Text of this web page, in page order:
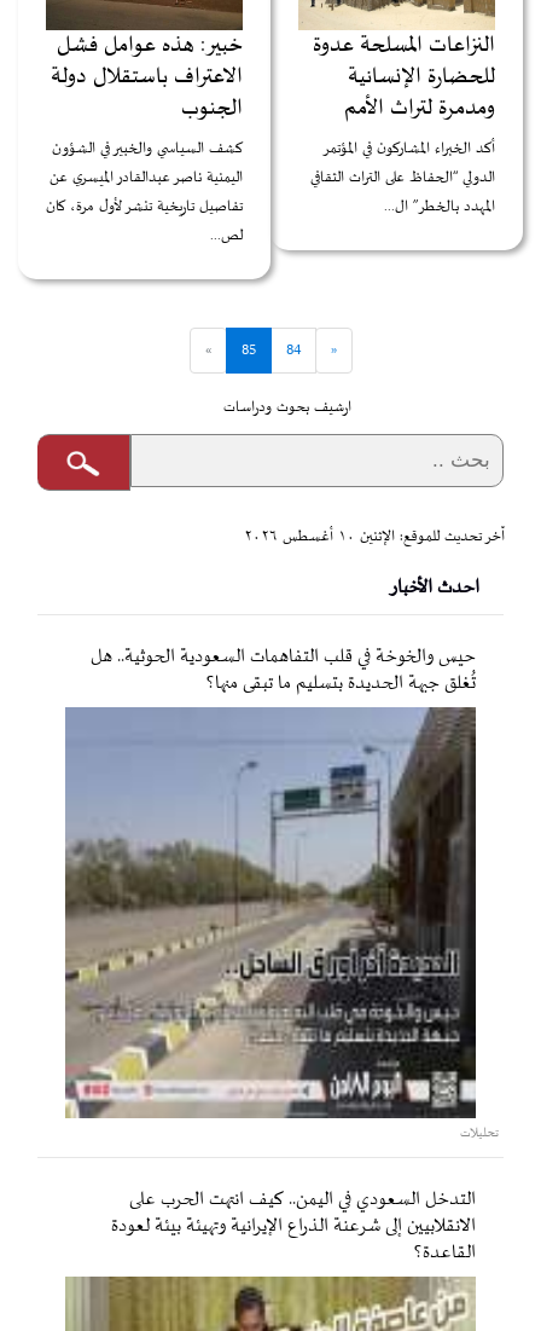
النزاعات المسلحة عدوة
للحضارة الإنسانية
ومدمرة لتراث الأمم
أكد الخبراء المشاركون في المؤتمر
الدولي “الحفاظ على التراث الثقافي
المهدد بالخطر” ال...
خبير: هذه عوامل فشل
الاعتراف باستقلال دولة
الجنوب
كشف السياسي والخبير في الشؤون
اليمنية ناصر عبدالقادر الميسري عن
تفاصيل تاريخية تنشر لأول مرة، كان
لص...
«
84
85
»
ارشيف بحوث ودراسات
آخر تحديث للموقع: الإثنين ١٠ أغسطس ٢٠٢٦
احدث الأخبار
حيس والخوخة في قلب التفاهمات السعودية الحوثية.. هل
تُغلق جبهة الحديدة بتسليم ما تبقى منها؟
تحليلات
التدخل السعودي في اليمن.. كيف انتهت الحرب على
الانقلابيين إلى شرعنة الذراع الإيرانية وتهيئة بيئة لعودة
القاعدة؟